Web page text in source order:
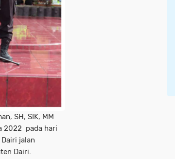
SH, SIK, MM
2022 pada hari
jalan
Dairi.